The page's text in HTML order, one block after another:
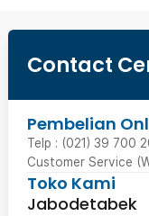
Contact
Pembelian
Telp : (021) 39 700
Customer Service
Toko Kami
Jabodetabek